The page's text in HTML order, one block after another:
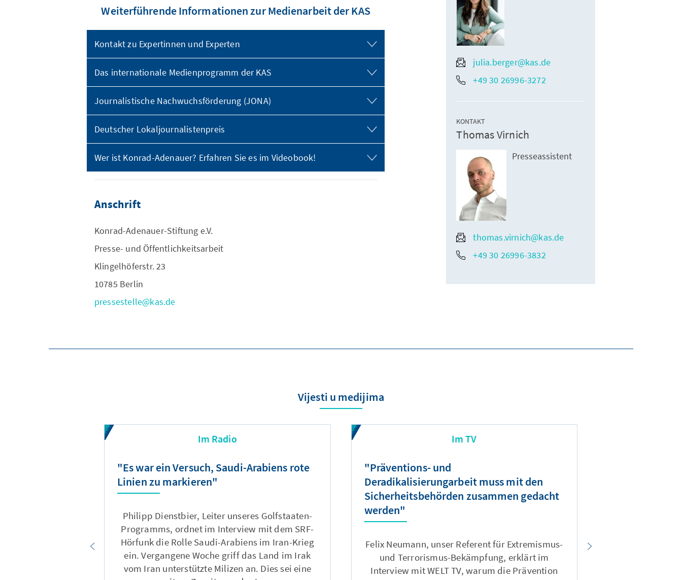
Weiterführende Informationen zur Medienarbeit der KAS
Kontakt zu Expertinnen und Experten
Das internationale Medienprogramm der KAS
Journalistische Nachwuchsförderung (JONA)
Deutscher Lokaljournalistenpreis
Wer ist Konrad-Adenauer? Erfahren Sie es im Videobook!
Anschrift
Konrad-Adenauer-Stiftung e.V.
Presse- und Öffentlichkeitsarbeit
Klingelhöferstr. 23
10785 Berlin
pressestelle@kas.de
julia.berger@kas.de
+49 30 26996-3272
KONTAKT
Thomas Virnich
Presseassistent
thomas.virnich@kas.de
+49 30 26996-3832
Vijesti u medijima
Im Radio
"Es war ein Versuch, Saudi-Arabiens rote
Linien zu markieren"
Philipp Dienstbier, Leiter unseres Golfstaaten-
Programms, ordnet im Interview mit dem SRF-
Hörfunk die Rolle Saudi-Arabiens im Iran-Krieg
ein. Vergangene Woche griff das Land im Irak
vom Iran unterstützte Milizen an. Dies sei eine
Im TV
"Präventions- und
Deradikalisierungarbeit muss mit den
Sicherheitsbehörden zusammen gedacht
werden"
Felix Neumann, unser Referent für Extremismus-
und Terrorismus-Bekämpfung, erklärt im
Interview mit WELT TV, warum die Prävention